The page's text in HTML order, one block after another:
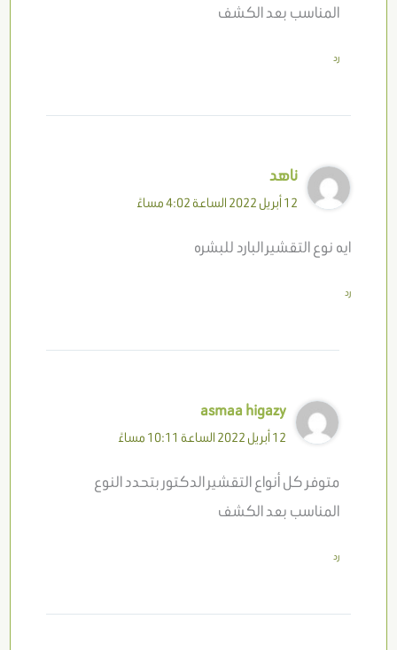
المناسب بعد الكشف
رد
ناهد
12 أبريل 2022 الساعة 4:02 مساءً
ايه نوع التقشير البارد للبشره
رد
asmaa higazy
12 أبريل 2022 الساعة 10:11 مساءً
متوفر كل أنواع التقشير الدكتور بتحدد النوع
المناسب بعد الكشف
رد